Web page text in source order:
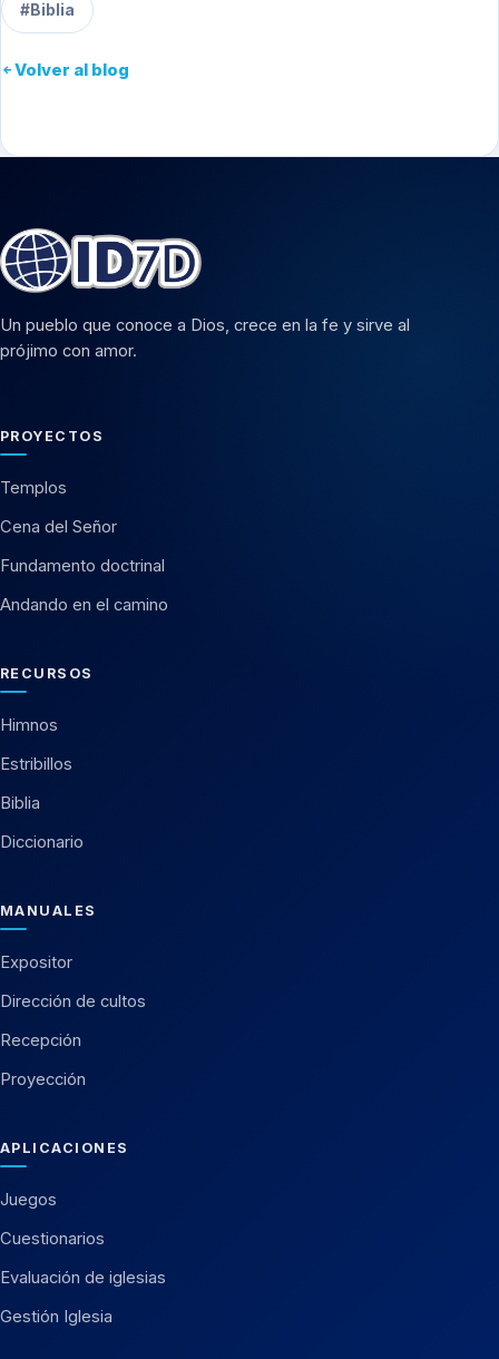
#Biblia
Volver al blog
Un pueblo que conoce a Dios, crece en la fe y sirve al
prójimo con amor.
PROYECTOS
Templos
Cena del Señor
Fundamento doctrinal
Andando en el camino
RECURSOS
Himnos
Estribillos
Biblia
Diccionario
MANUALES
Expositor
Dirección de cultos
Recepción
Proyección
APLICACIONES
Juegos
Cuestionarios
Evaluación de iglesias
Gestión Iglesia